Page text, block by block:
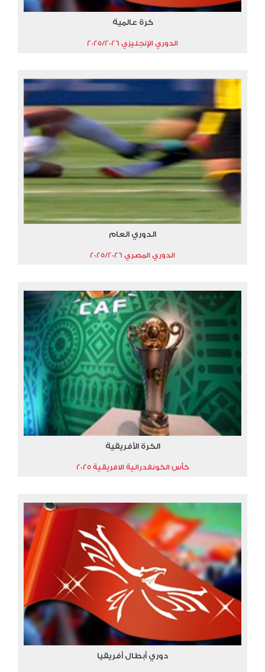
كرة عالمية
الدوري الإنجليزي 2025/2026
الدوري العام
الدوري المصري 2025/2026
الكرة الأفريقية
كأس الكونفدرالية الافريقية 2025
دوري أبطال أفريقيا